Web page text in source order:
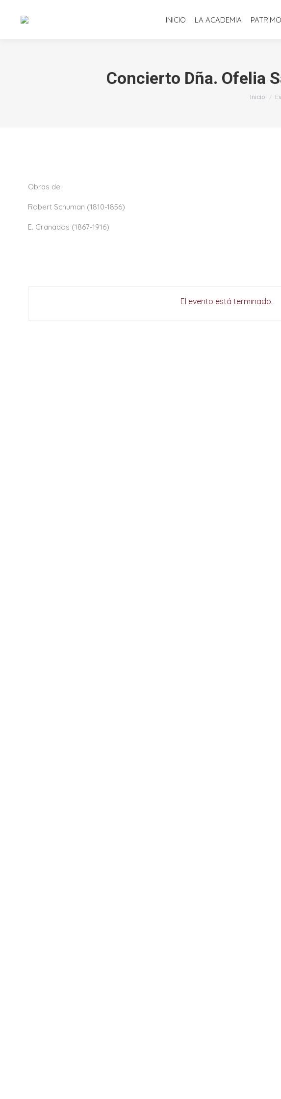
INICIO LA ACADEMIA
Concierto Dña. Ofelia
Estás
Inicio
Obras de:
Robert Schuman (1810-1856)
E. Granados (1867-1916)
El evento está terminado.
INICIO LA